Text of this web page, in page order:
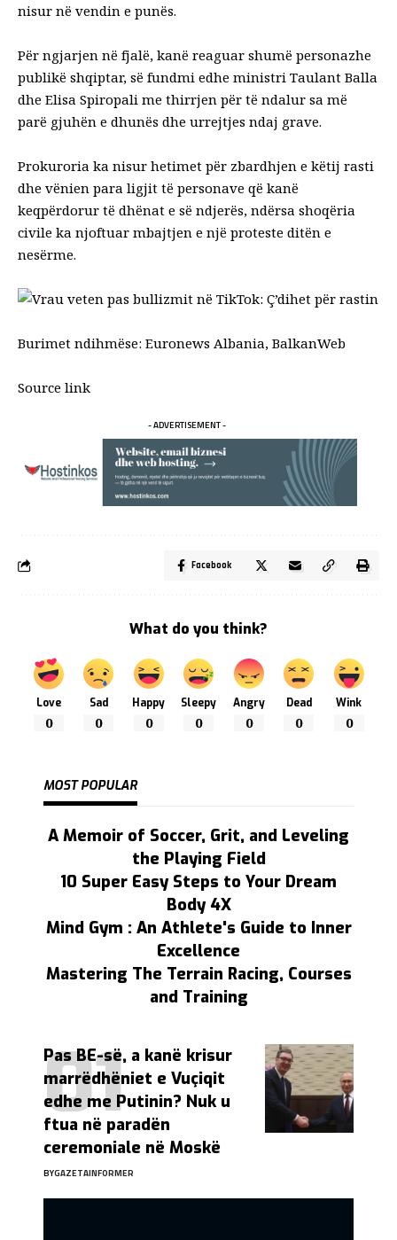
nisur në vendin e punës.
Për ngjarjen në fjalë, kanë reaguar shumë personazhe
publikë shqiptar, së fundmi edhe ministri Taulant Balla
dhe Elisa Spiropali me thirrjen për të ndalur sa më
parë gjuhën e dhunës dhe urrejtjes ndaj grave.
Prokuroria ka nisur hetimet për zbardhjen e këtij rasti
dhe vënien para ligjit të personave që kanë
keqpërdorur të dhënat e së ndjerës, ndërsa shoqëria
civile ka njoftuar mbajtjen e një proteste ditën e
nesërme.
Burimet ndihmëse: Euronews Albania, BalkanWeb
Source link
- ADVERTISEMENT -
Facebook
What do you think?
Love
0
Sad
0
Happy
0
Sleepy
0
Angry
0
Dead
0
Wink
0
MOST POPULAR
A Memoir of Soccer, Grit, and Leveling
the Playing Field
10 Super Easy Steps to Your Dream
Body 4X
Mind Gym : An Athlete's Guide to Inner
Excellence
Mastering The Terrain Racing, Courses
and Training
Pas BE-së, a kanë krisur
marrëdhëniet e Vuçiqit
edhe me Putinin? Nuk u
ftua në paradën
ceremoniale në Moskë
BYGAZETAINFORMER